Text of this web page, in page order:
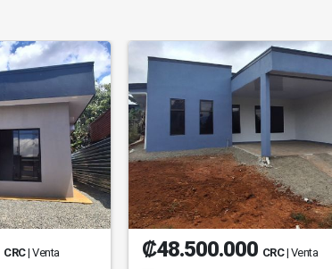
CRC| Venta ₡48.500.000 CRC | Venta